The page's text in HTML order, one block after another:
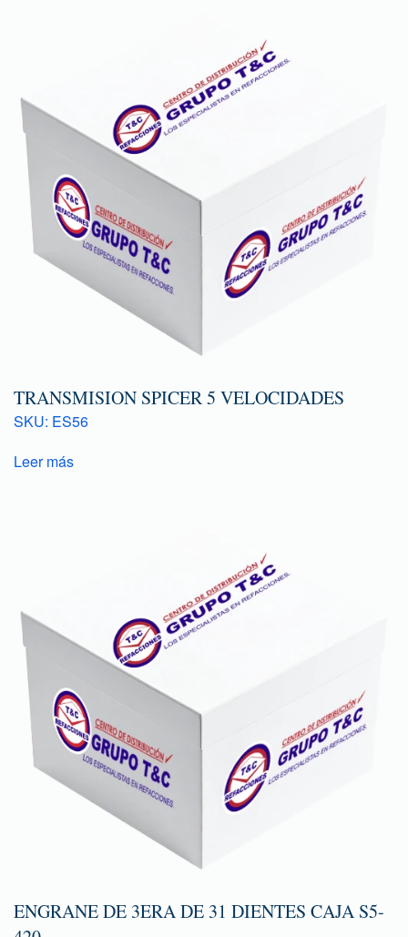
TRANSMISION SPICER 5 VELOCIDADES
SKU: ES56
Leer más
ENGRANE DE 3ERA DE 31 DIENTES CAJA S5-